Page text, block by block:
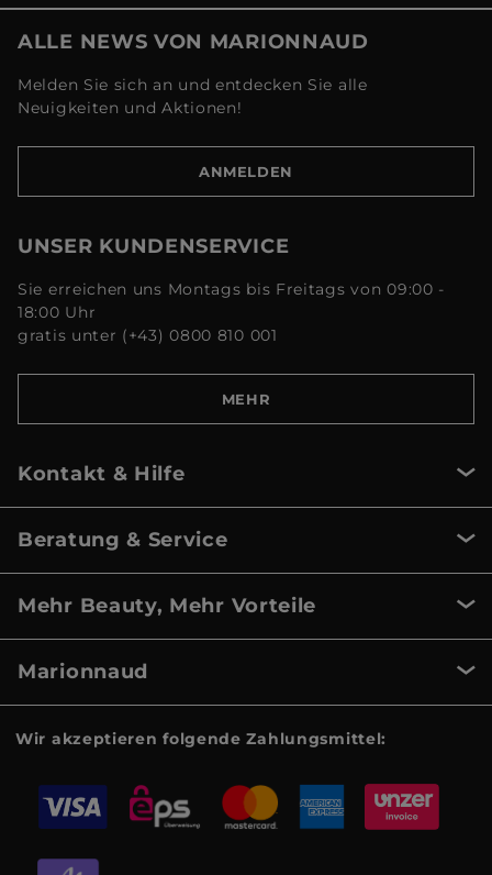
ALLE NEWS VON MARIONNAUD
Melden Sie sich an und entdecken Sie alle
Neuigkeiten und Aktionen!
ANMELDEN
UNSER KUNDENSERVICE
Sie erreichen uns Montags bis Freitags von 09:00 -
18:00 Uhr
gratis unter (+43) 0800 810 001
MEHR
Kontakt & Hilfe
Beratung & Service
Mehr Beauty, Mehr Vorteile
Marionnaud
Wir akzeptieren folgende Zahlungsmittel: